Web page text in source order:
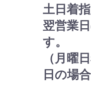
土日着
翌営業
す。
（月曜
日の場